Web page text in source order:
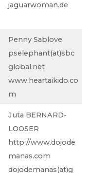
jaguarwoman.de
Penny Sablove
pselephant(at)sbc
global.net
www.heartaikido.co
m
Juta BERNARD-
LOOSER
http://www.dojode
manas.com
dojodemanas(at)g